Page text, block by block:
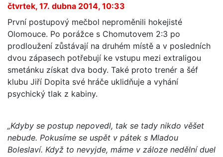
čtvrtek, 17. dubna 2014, 10:33
První postupový mečbol neproměnili hokejisté
Olomouce. Po porážce s Chomutovem 2:3 po
prodloužení zůstávají na druhém místě a v posledních
dvou zápasech potřebují ke vstupu mezi extraligou
smetánku získat dva body. Také proto trenér a šéf
klubu Jiří Dopita své hráče uklidňuje a vyhání
psychický tlak z kabiny.
„Kdyby se postup nepovedl, tak se tady nikdo věšet
nebude. Pokusíme se uspět v pátek s Mladou
Boleslaví. Když to nevyjde, máme v záloze nedělní duel